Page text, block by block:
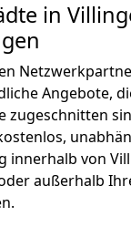
in
Angebote,
zugeschnitten
innerhalb von
außerhalb